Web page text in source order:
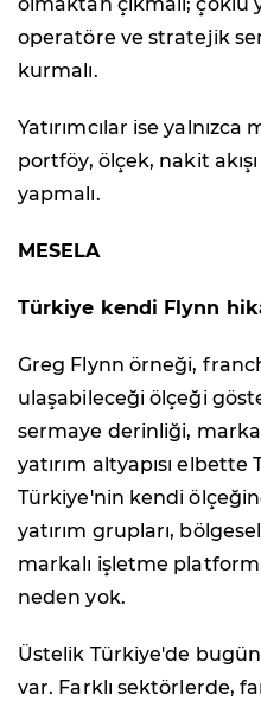
operatöre ve stratejik
kurmalı.
Yatırımcılar ise
portföy, ölçek, nakit
yapmalı.
MESELA
Türkiye kendi Flynn
Greg Flynn örneği,
ulaşabileceği ölçeği
sermaye derinliği,
yatırım altyapısı
Türkiye'nin kendi
yatırım grupları,
markalı işletme
neden yok.
Üstelik Türkiye'de
var. Farklı sektörlerde,